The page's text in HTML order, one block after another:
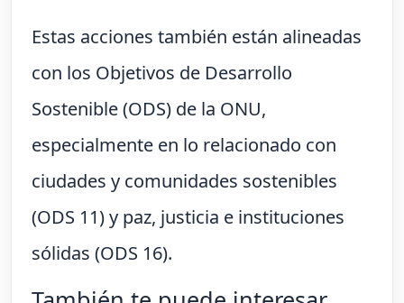
Estas acciones también están alineadas
con los Objetivos de Desarrollo
Sostenible (ODS) de la ONU,
especialmente en lo relacionado con
ciudades y comunidades sostenibles
(ODS 11) y paz, justicia e instituciones
sólidas (ODS 16).